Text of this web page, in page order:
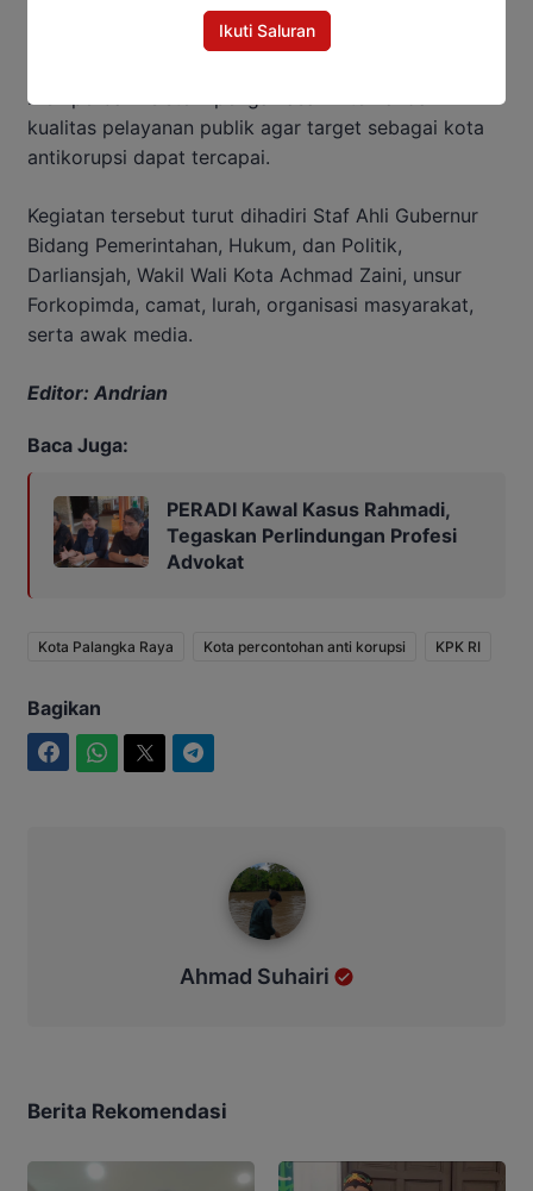
memperbaiki sistem pengawasan internal dan
kualitas pelayanan publik agar target sebagai kota
antikorupsi dapat tercapai.
Kegiatan tersebut turut dihadiri Staf Ahli Gubernur
Bidang Pemerintahan, Hukum, dan Politik,
Darliansjah, Wakil Wali Kota Achmad Zaini, unsur
Forkopimda, camat, lurah, organisasi masyarakat,
serta awak media.
Editor: Andrian
Baca Juga:
PERADI Kawal Kasus Rahmadi,
Tegaskan Perlindungan Profesi
Advokat
Kota Palangka Raya Kota percontohan anti korupsi KPK RI
Bagikan
Ahmad Suhairi
Berita Rekomendasi
Ikuti Saluran